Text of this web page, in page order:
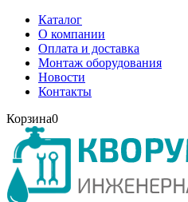
Каталог
О компании
Оплата и доставка
Монтаж оборудования
Новости
Контакты
Корзина0